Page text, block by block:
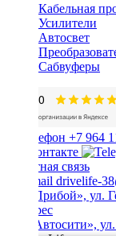
Кабельная
Усилители
Автосвет
Сабвуферы
+7 964
Обратная связь
drivelife-
ТЦ «Прибой», ул.
ТЦ «Автосити»,